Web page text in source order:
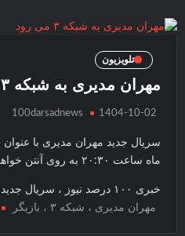
تلویزیون
مهران مدیری به شبکه ۳ می رود
100darsadnews 1404-10-02
ماه ساعت ۲۰:۳۰ به روی
خبری ۱۰۰ درصد نیوز ، سریال جدید مهران …
مهران مدیری ، شبکه ۳ ، بازیگر